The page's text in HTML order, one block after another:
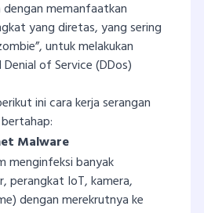
memanfaatkan
yang diretas, yang sering
untuk melakukan
of Service (DDos)
ini cara kerja serangan
Malware
menginfeksi banyak
perangkat IoT, kamera,
dengan merekrutnya ke